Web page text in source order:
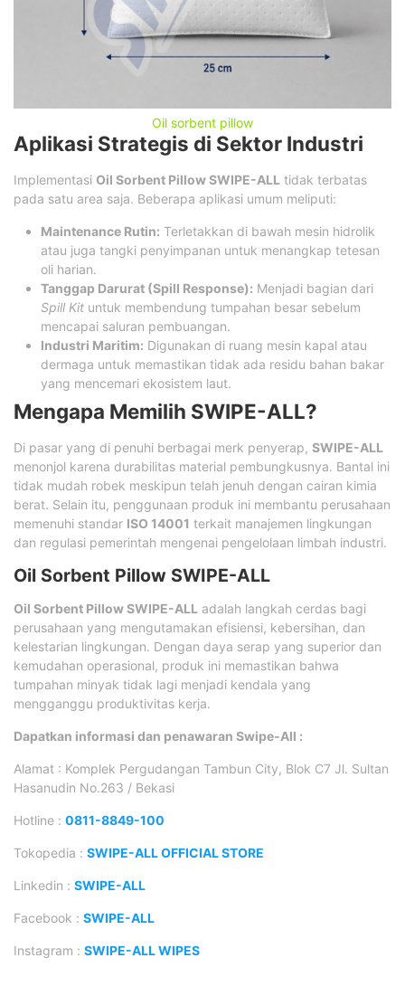
Oil sorbent pillow
Aplikasi Strategis di Sektor Industri
Implementasi Oil Sorbent Pillow SWIPE-ALL tidak terbatas
pada satu area saja. Beberapa aplikasi umum meliputi:
Maintenance Rutin: Terletakkan di bawah mesin hidrolik
atau juga tangki penyimpanan untuk menangkap tetesan
oli harian.
Tanggap Darurat (Spill Response): Menjadi bagian dari
Spill Kit untuk membendung tumpahan besar sebelum
mencapai saluran pembuangan.
Industri Maritim: Digunakan di ruang mesin kapal atau
dermaga untuk memastikan tidak ada residu bahan bakar
yang mencemari ekosistem laut.
Mengapa Memilih SWIPE-ALL?
Di pasar yang di penuhi berbagai merk penyerap, SWIPE-ALL
menonjol karena durabilitas material pembungkusnya. Bantal ini
tidak mudah robek meskipun telah jenuh dengan cairan kimia
berat. Selain itu, penggunaan produk ini membantu perusahaan
memenuhi standar ISO 14001 terkait manajemen lingkungan
dan regulasi pemerintah mengenai pengelolaan limbah industri.
Oil Sorbent Pillow SWIPE-ALL
Oil Sorbent Pillow SWIPE-ALL adalah langkah cerdas bagi
perusahaan yang mengutamakan efisiensi, kebersihan, dan
kelestarian lingkungan. Dengan daya serap yang superior dan
kemudahan operasional, produk ini memastikan bahwa
tumpahan minyak tidak lagi menjadi kendala yang
mengganggu produktivitas kerja.
Dapatkan informasi dan penawaran Swipe-All :
Alamat : Komplek Pergudangan Tambun City, Blok C7 Jl. Sultan
Hasanudin No.263 / Bekasi
Hotline : 0811-8849-100
Tokopedia : SWIPE-ALL OFFICIAL STORE
Linkedin : SWIPE-ALL
Facebook : SWIPE-ALL
Instagram : SWIPE-ALL WIPES